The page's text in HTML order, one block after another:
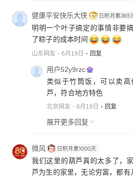
健康平安快乐大侠
明明一个叶子搞定的事情非要
了粽子的成本时间
山东网友 6月19日 回复
用户52y9rzc
类似于竹筒饭，可以卖
芦，符合地方特色
北京网友 6月19日 回复
展开更多回复
微风
我们这里的葫芦真的太多了，
芦为生的家里，无论穷富，都有